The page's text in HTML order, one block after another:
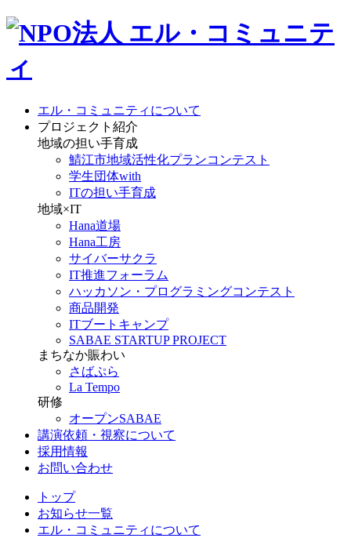
エル・コミュニティについて
プロジェクト紹介
地域の担い手育成
鯖江市地域活性化プランコンテスト
学生団体with
ITの担い手育成
地域×IT
Hana道場
Hana工房
サイバーサクラ
IT推進フォーラム
ハッカソン・プログラミングコンテスト
商品開発
ITブートキャンプ
SABAE STARTUP PROJECT
まちなか賑わい
さばぷら
La Tempo
研修
オープンSABAE
講演依頼・視察について
採用情報
お問い合わせ
トップ
お知らせ一覧
エル・コミュニティについて